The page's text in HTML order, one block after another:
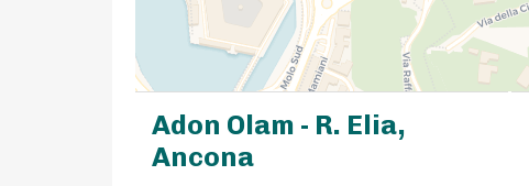
Adon Olam - R. Elia,
Ancona